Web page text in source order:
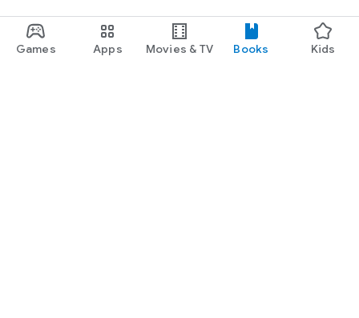
Games Apps Movies & TV Books Kids